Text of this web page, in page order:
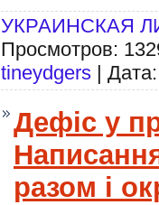
УКРАИНСКАЯ
Просмотров:
tineydgers |
Дефіс у
разом і